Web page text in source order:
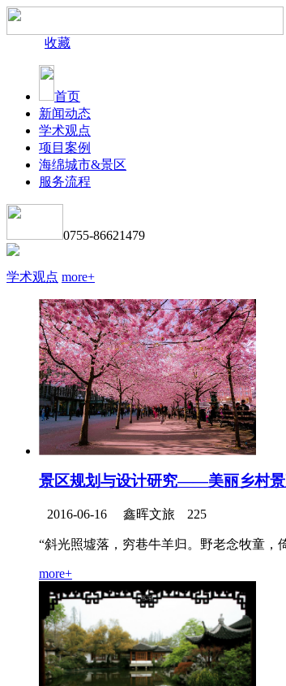
收藏
首页
新闻动态
学术观点
项目案例
海绵城市&景区
服务流程
0755-86621479
学术观点 more+
景区规划与设计研究——美丽乡村景
2016-06-16 鑫晖文旅 225
“斜光照墟落，穷巷牛羊归。野老念牧童，
more+